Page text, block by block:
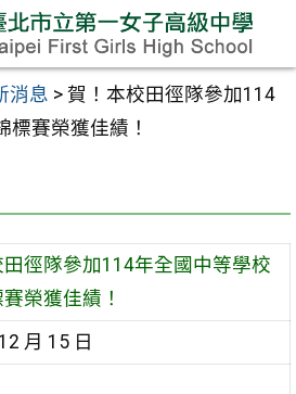
消息 > 賀！本校田徑隊參加114
標賽榮獲佳績！
徑隊參加114年全國中等學校
榮獲佳績！
月 15 日